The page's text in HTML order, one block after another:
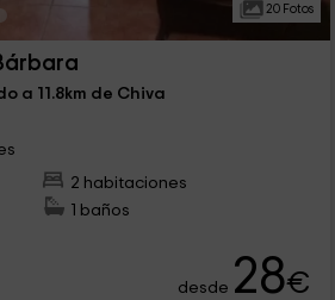
20 Fotos
a 11.8km de Chiva
2 habitaciones
1 baños
desde 28€